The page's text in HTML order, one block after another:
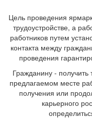
Цель проведения
трудоустройстве, а
работников путем
контакта между
проведения
Гражданину -
предлагаемом месте
получения или
карьерного